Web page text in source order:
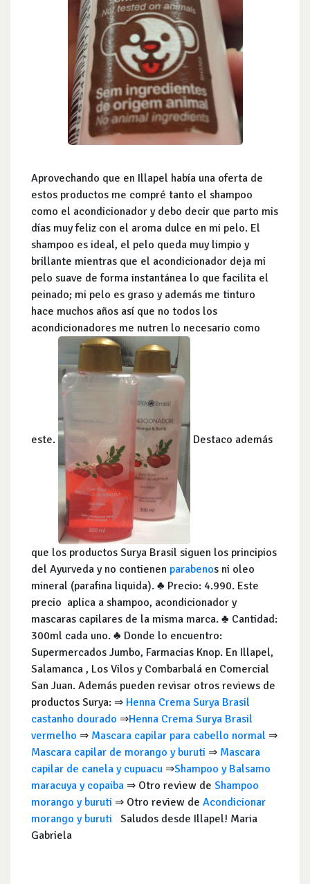
Aprovechando que en Illapel había una oferta de
estos productos me compré tanto el shampoo
como el acondicionador y debo decir que parto mis
días muy feliz con el aroma dulce en mi pelo. El
shampoo es ideal, el pelo queda muy limpio y
brillante mientras que el acondicionador deja mi
pelo suave de forma instantánea lo que facilita el
peinado; mi pelo es graso y además me tinturo
hace muchos años así que no todos los
acondicionadores me nutren lo necesario como
este. Destaco además
que los productos Surya Brasil siguen los principios
del Ayurveda y no contienen parabenos ni oleo
mineral (parafina liquida). ♣ Precio: 4.990. Este
precio aplica a shampoo, acondicionador y
mascaras capilares de la misma marca. ♣ Cantidad:
300ml cada uno. ♣ Donde lo encuentro:
Supermercados Jumbo, Farmacias Knop. En Illapel,
Salamanca , Los Vilos y Combarbalá en Comercial
San Juan. Además pueden revisar otros reviews de
productos Surya: ⇒ Henna Crema Surya Brasil
castanho dourado ⇒Henna Crema Surya Brasil
vermelho ⇒ Mascara capilar para cabello normal ⇒
Mascara capilar de morango y buruti ⇒ Mascara
capilar de canela y cupuacu ⇒Shampoo y Balsamo
maracuya y copaiba ⇒ Otro review de Shampoo
morango y buruti ⇒ Otro review de Acondicionar
morango y buruti Saludos desde Illapel! Maria
Gabriela